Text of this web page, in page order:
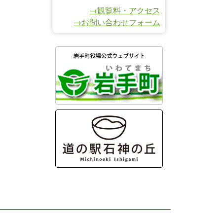
→観覧料・アクセス
→お問い合わせフォーム